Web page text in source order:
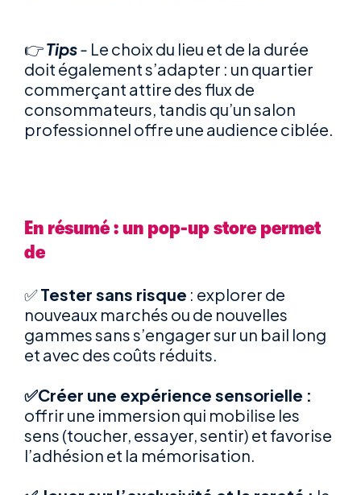
👉Tips- Le choix du lieu et de la durée
doit également s’adapter : un quartier
commerçant attire des flux de
consommateurs, tandis qu’un salon
professionnel offre une audience ciblée.
En résumé : un pop-upstore permet
de
✅Tester sans risque : explorer de
nouveaux marchés ou de nouvelles
gammes sans s’engager sur un bail long
et avec des coûts réduits.
✅Créer une expérience sensorielle :
offrir une immersion qui mobilise les
sens (toucher, essayer, sentir) et favorise
l’adhésion et la mémorisation.